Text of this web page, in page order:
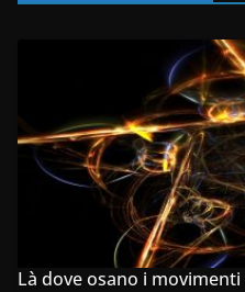
Là dove osano i movimenti